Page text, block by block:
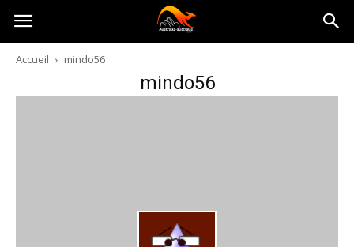
Australia-
australie.com
Accueil mindo56
mindo56